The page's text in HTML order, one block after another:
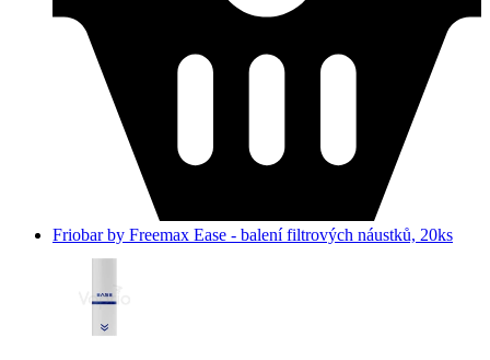
Friobar by Freemax Ease - balení filtrových náustků, 20ks